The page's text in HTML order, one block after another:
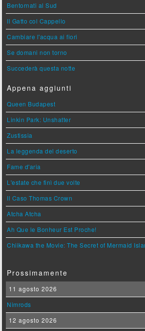
Bentornati al Sud
Il Gatto col Cappello
Cambiare l'acqua ai fiori
Se domani non torno
Succederà questa notte
Appena aggiunti
Queen Budapest
Linkin Park: Unshatter
Zustissia
La leggenda del deserto
Fame d'aria
L'estate che finì due volte
Il Caso Thomas Crown
Atcha Atcha
Ah Que le Bonheur Est Proche!
Chiikawa the Movie: The Secret of Mermaid
Prossimamente
11 agosto 2026
Nimrods
12 agosto 2026